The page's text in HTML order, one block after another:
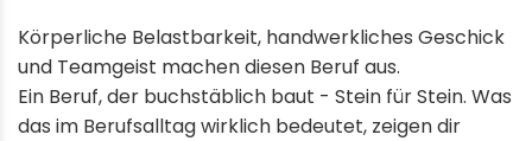
Körperliche Belastbarkeit, handwerkliches Geschick
und Teamgeist machen diesen Beruf aus.
Ein Beruf, der buchstäblich baut - Stein für Stein. Was
das im Berufsalltag wirklich bedeutet, zeigen dir